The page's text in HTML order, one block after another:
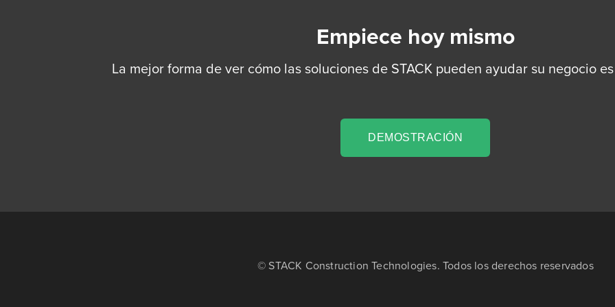
Empiece hoy mismo
La mejor forma de ver cómo las soluciones de STACK pueden ayudar su negocio
DEMOSTRACIÓN
© STACK Construction Technologies. Todos los derechos reservados